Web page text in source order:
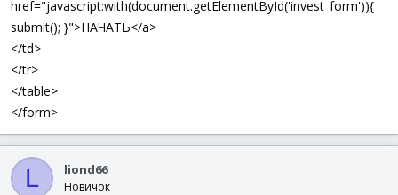
href="javascript:with(document.getElementById('invest_form')){
submit(); }">НАЧАТЬ</a>
</td>
</tr>
</table>
</form>
L liond66
Новичок